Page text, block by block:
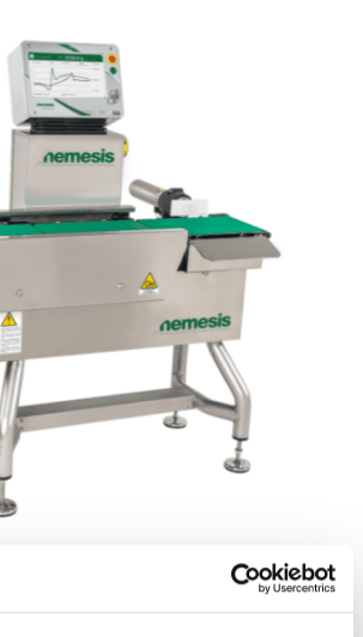
che permette di Integrare la linea di controllo